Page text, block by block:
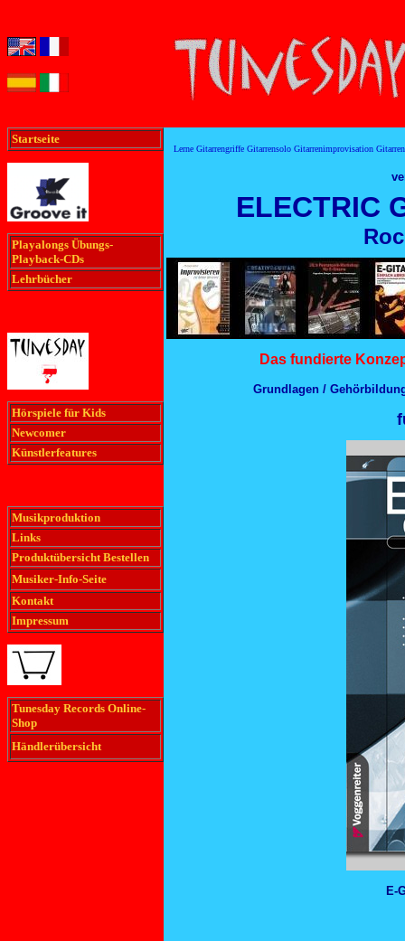
Startseite
Playalongs Übungs-
Playback-CDs
Lehrbücher
Hörspiele für Kids
Newcomer
Künstlerfeatures
Musikproduktion
Links
Produktübersicht Bestellen
Musiker-Info-Seite
Kontakt
Impressum
Tunesday Records Online-
Shop
Händlerübersicht
Lerne Gitarrengriffe Gitarrensolo Gitarrenimprovisation
ELECTRIC
Das fundierte
Grundlagen /
E-